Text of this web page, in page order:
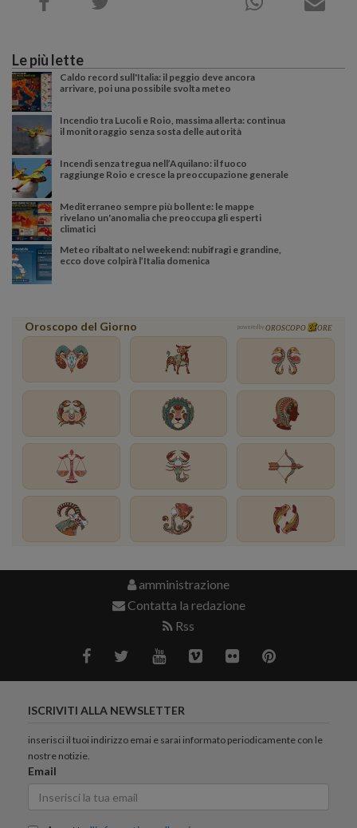
Le più lette
Caldo record sull'Italia: il peggio deve ancora
arrivare, poi una possibile svolta meteo
Incendio tra Lucoli e Roio, massima allerta: continua
il monitoraggio senza sosta delle autorità
Incendi senza tregua nell’Aquilano: il fuoco
raggiunge Roio e cresce la preoccupazione generale
Mediterraneo sempre più bollente: le mappe
rivelano un'anomalia che preoccupa gli esperti
climatici
Meteo ribaltato nel weekend: nubifragi e grandine,
ecco dove colpirà l’Italia domenica
Oroscopo del Giorno powered by OROSCOPO ORE
amministrazione
Contatta la redazione
Rss
ISCRIVITI ALLA NEWSLETTER
inserisci il tuoi indirizzo emai e sarai informato periodicamente con le
nostre notizie.
Email